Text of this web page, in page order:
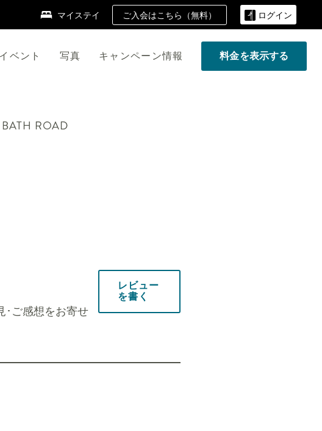
マイステイ ご入会はこちら（無料） ログイン
ベント 写真 キャンペーン情報 料金を表示する
ROAD
･ご感想をお寄せ
レビュー
を書く